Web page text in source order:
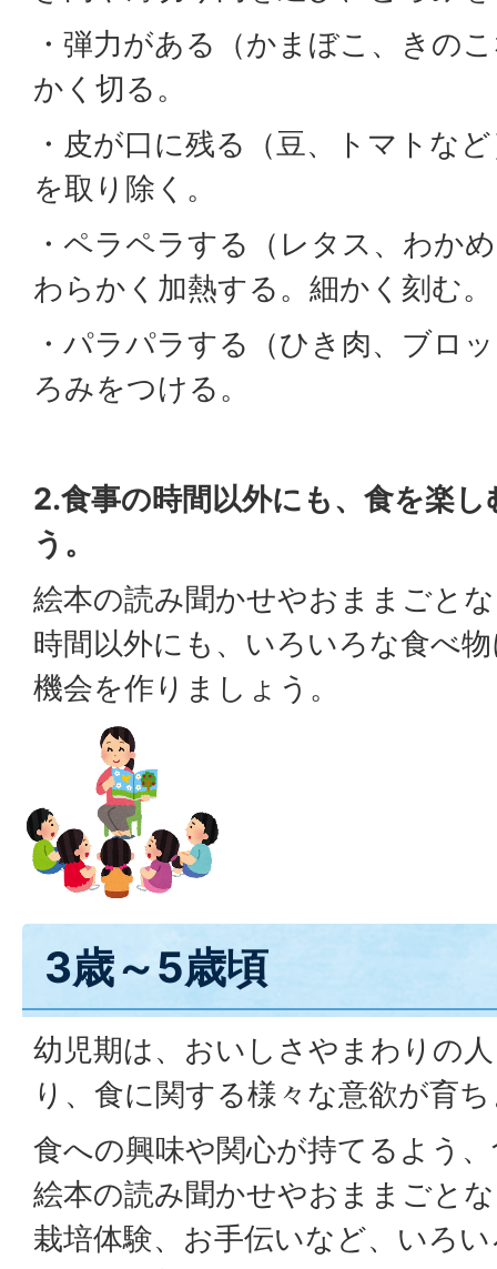
・弾力がある（かまぼこ
かく切る。
・皮が口に残る（豆、
を取り除く。
・ペラペラする（レタス
わらかく加熱する。細かく刻む。
・パラパラする（ひき肉、ブ
ろみをつける。
2.食事の時間以外にも、食を楽
う。
絵本の読み聞かせやおままごと
時間以外にも、いろいろな食べ
機会を作りましょう。
3歳～5歳頃
幼児期は、おいしさやまわりの
り、食に関する様々な意欲が育
食への興味や関心が持てるよう
絵本の読み聞かせやおままごと
栽培体験、お手伝いなど、いろ